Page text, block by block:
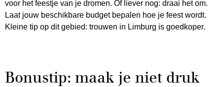
voor het feestje van je dromen. Of liever nog: draai het om.
Laat jouw beschikbare budget bepalen hoe je feest wordt.
Kleine tip op dit gebied: trouwen in Limburg is goedkoper.
Bonustip: maak je niet druk